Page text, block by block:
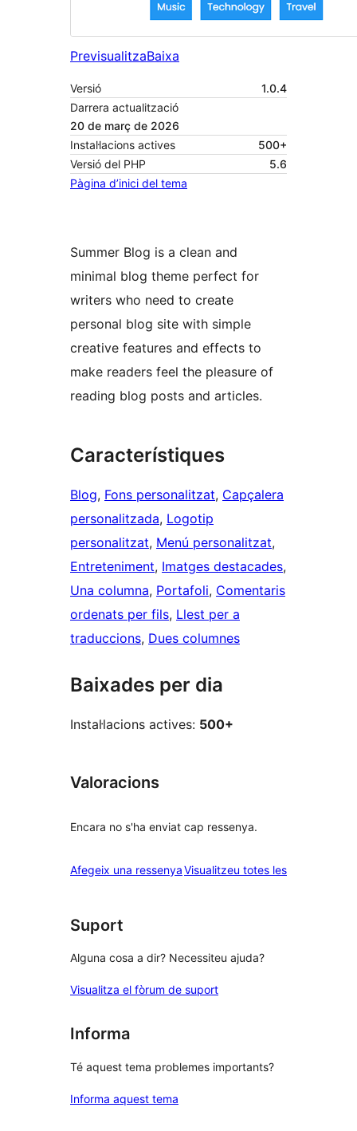
PrevisualitzaBaixa
Versió
1.0.4
Darrera actualització
20 de març de 2026
Instal·lacions actives
500+
Versió del PHP
5.6
Pàgina d’inici del tema
Summer Blog is a clean and
minimal blog theme perfect for
writers who need to create
personal blog site with simple
creative features and effects to
make readers feel the pleasure of
reading blog posts and articles.
Característiques
Blog, Fons personalitzat, Capçalera
personalitzada, Logotip
personalitzat, Menú personalitzat
Entreteniment, Imatges destacades
Una columna, Portafoli, Comentaris
ordenats per fils, Llest per a
traduccions, Dues columnes
Baixades per dia
Instal·lacions actives: 500+
Valoracions
Encara no s'ha enviat cap ressenya.
Afegeix una ressenyaVisualitzeu totes lesressenyes
Suport
Alguna cosa a dir? Necessiteu ajuda?
Visualitza el fòrum de suport
Informa
Té aquest tema problemes importants?
Informa aquest tema